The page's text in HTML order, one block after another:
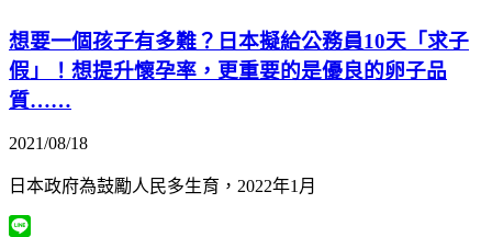
想要一個孩子有多難？日本擬給公務員10天「求子
假」！想提升懷孕率，更重要的是優良的卵子品
質……
2021/08/18
日本政府為鼓勵人民多生育，2022年1月